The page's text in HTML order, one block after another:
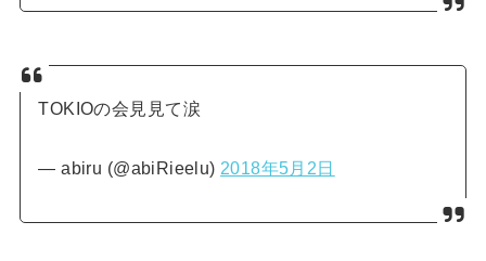
TOKIOの会見見て涙
— abiru (@abiRieelu) 2018年5月2日